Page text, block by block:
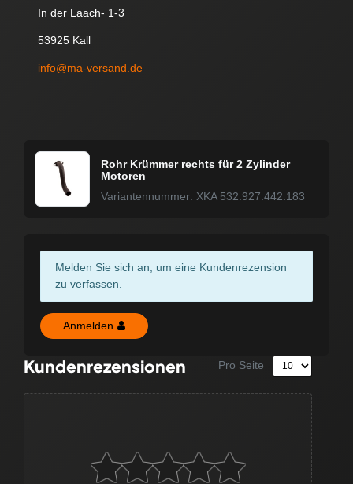
In der Laach- 1-3
53925 Kall
info@ma-versand.de
Rohr Krümmer rechts für 2 Zylinder
Motoren
Variantennummer: XKA 532.927.442.183
Melden Sie sich an, um eine Kundenrezension
zu verfassen.
Anmelden
Kundenrezensionen Pro Seite